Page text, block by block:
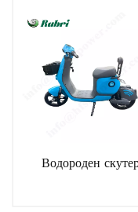
Водороден